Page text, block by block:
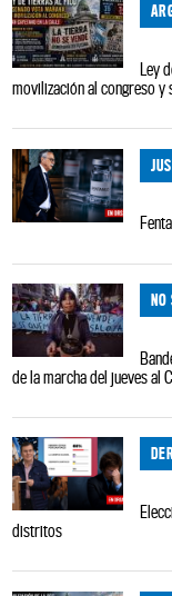
Ley
movilización al congreso y
NO
de la marcha del jueves al
distritos